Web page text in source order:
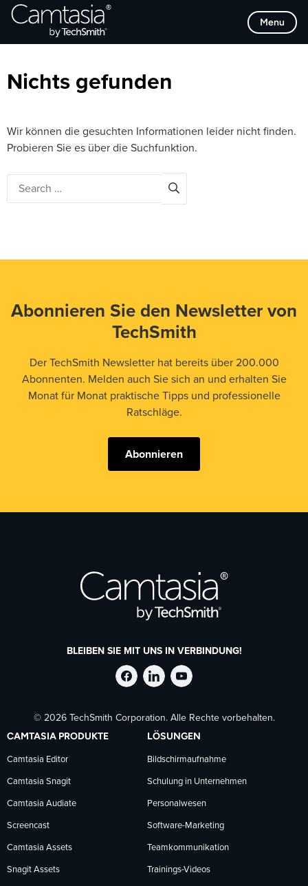
Direkt
zum
Menu
Browse Categories
Nichts gefunden
Wir können die gesuchten Informationen leider nicht finden.
Probieren Sie es über die Suchfunktion.
Abonnieren Sie den Newsletter von
TechSmith
Der TechSmith Newsletter hat bereits über 200.000
Abonnenten. Melden auch Sie sich an und erhalten Sie
Monat für Monat praktische Tipps und professionelle
Ratschläge.
Abonnieren
BLEIBEN SIE MIT UNS IN VERBINDUNG!
TechSmith
auf
Facebook
folgen
TechSmith
auf
LinkedIn
folgen
TechSmith
auf
YouTube
© 2026 TechSmith Corporation. Alle Rechte vorbehalten.
CAMTASIA PRODUKTE
Camtasia Editor
Camtasia Snagit
Camtasia Audiate
Screencast
Camtasia Assets
Snagit Assets
LÖSUNGEN
Bildschirmaufnahme
Schulung in Unternehmen
Personalwesen
Software-Marketing
Teamkommunikation
Trainings-Videos